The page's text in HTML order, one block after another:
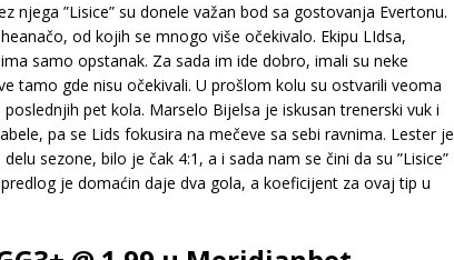
njega ”Lisice” su donele važan bod sa gostovanja Evertonu.
od kojih se mnogo više očekivalo. Ekipu LIdsa,
samo opstanak. Za sada im ide dobro, imali su neke
tamo gde nisu očekivali. U prošlom kolu su ostvarili veoma
pet kola. Marselo Bijelsa je iskusan trenerski vuk i
pa se Lids fokusira na mečeve sa sebi ravnima. Lester je
sezone, bilo je čak 4:1, a i sada nam se čini da su ”Lisice”
je domaćin daje dva gola, a koeficijent za ovaj tip u